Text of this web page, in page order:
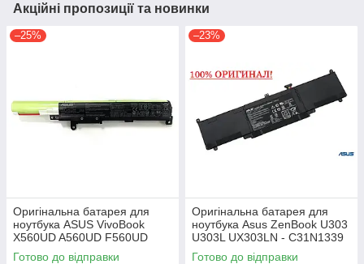
Акційні пропозиції та новинки
–25%
Оригінальна батарея для
ноутбука ASUS VivoBook
X560UD A560UD F560UD
K560UD R562UD - A31N1730
Готово до відправки
–23%
Оригінальна батарея для
ноутбука Asus ZenBook U303
U303L UX303LN - C31N1339
(+11.31 V 50Wh) АКБ
Готово до відправки